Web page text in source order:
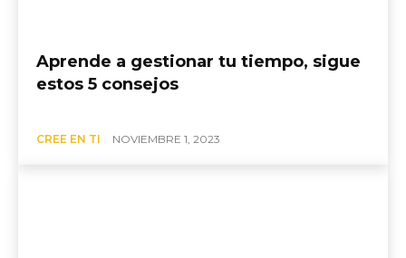
Aprende a gestionar tu tiempo, sigue
estos 5 consejos
CREE EN TI NOVIEMBRE 1, 2023